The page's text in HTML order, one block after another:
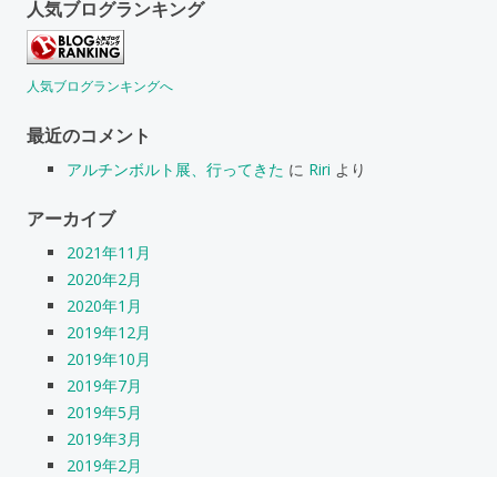
人気ブログランキング
人気ブログランキングへ
最近のコメント
アルチンボルト展、行ってきた に Riri より
アーカイブ
2021年11月
2020年2月
2020年1月
2019年12月
2019年10月
2019年7月
2019年5月
2019年3月
2019年2月